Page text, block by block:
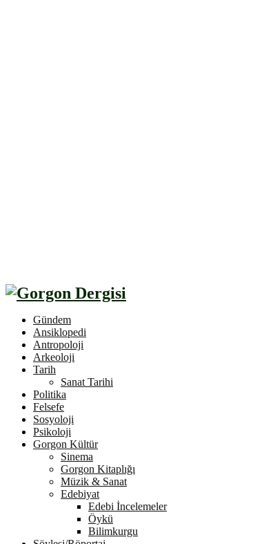
Gündem
Ansiklopedi
Antropoloji
Arkeoloji
Tarih
Sanat Tarihi
Politika
Felsefe
Sosyoloji
Psikoloji
Gorgon Kültür
Sinema
Gorgon Kitaplığı
Müzik & Sanat
Edebiyat
Edebi İncelemeler
Öykü
Bilimkurgu